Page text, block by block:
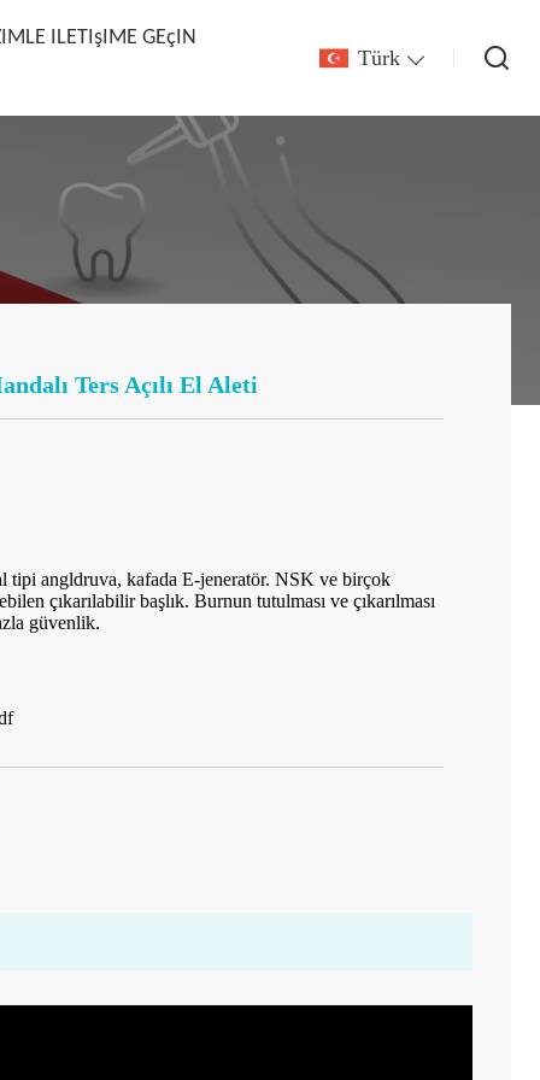
ILETIşIME GEçIN
Türk
Ters Açılı El Aleti
tipi angldruva, kafada E-jeneratör. NSK ve birçok
çıkarılabilir başlık. Burnun tutulması ve çıkarılması
güvenlik.